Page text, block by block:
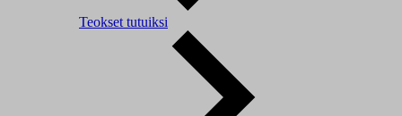
Teokset tutuiksi